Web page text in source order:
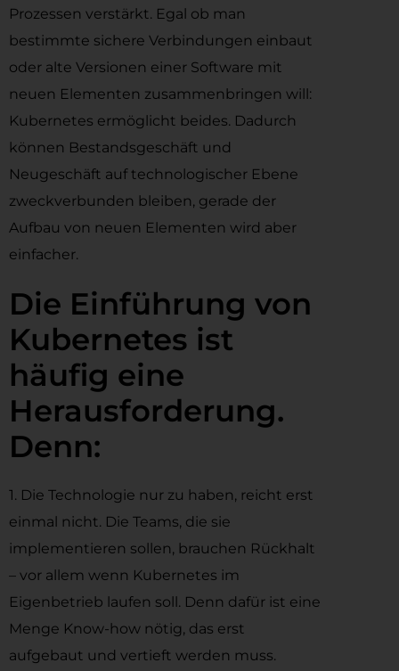
Prozessen verstärkt. Egal ob man
bestimmte sichere Verbindungen einbaut
oder alte Versionen einer Software mit
neuen Elementen zusammenbringen will:
Kubernetes ermöglicht beides. Dadurch
können Bestandsgeschäft und
Neugeschäft auf technologischer Ebene
zweckverbunden bleiben, gerade der
Aufbau von neuen Elementen wird aber
einfacher.
Die Einführung von
Kubernetes ist
häufig eine
Herausforderung.
Denn:
1. Die Technologie nur zu haben, reicht erst
einmal nicht. Die Teams, die sie
implementieren sollen, brauchen Rückhalt
– vor allem wenn Kubernetes im
Eigenbetrieb laufen soll. Denn dafür ist eine
Menge Know-how nötig, das erst
aufgebaut und vertieft werden muss.